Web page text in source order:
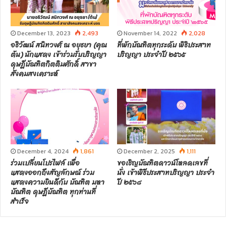
December 13, 2023 2,493
อธิวัฒน์ สนิทวงศ์ ณ อยุธยา (คุณ
ต้น) นักแสดง เข้าร่วมรับปริญญา
ดุษฎีบัณฑิตกิตติมศักดิ์ สาขา
สังคมสงเคราะห์
November 14, 2022 2,028
ที่พักบัณฑิตทุกระดับ พิธิประสาท
ปริญญา ประจำปี ๒๕๖๕
December 4, 2024 1,861
ร่วมเปลี่ยนโปรไฟล์ เพื่อ
แสดงออกถึงสัญลักษณ์ ร่วม
แสดงความยินดีกับ บัณฑิต มหา
บัณฑิต ดุษฎีบัณฑิต ทุกท่านที่
สำเร็จ
December 2, 2025 1,111
ขอเชิญบัณฑิตดาวน์โหลดเลขที่
นั่ง เข้าพิธีประสาทปริญญา ประจำ
ปี ๒๕๖๘